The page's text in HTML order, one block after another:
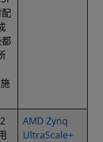
AMD Zynq
UltraScale+